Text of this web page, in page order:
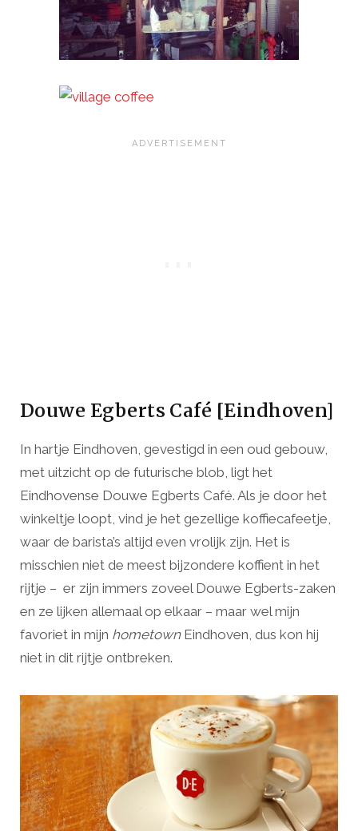
Douwe Egberts Café [Eindhoven]
In hartje Eindhoven, gevestigd in een oud gebouw,
met uitzicht op de futurische blob, ligt het
Eindhovense Douwe Egberts Café. Als je door het
winkeltje loopt, vind je het gezellige koffiecafeetje,
waar de barista’s altijd even vrolijk zijn. Het is
misschien niet de meest bijzondere koffient in het
rijtje – er zijn immers zoveel Douwe Egberts-zaken
en ze lijken allemaal op elkaar – maar wel mijn
favoriet in mijn hometown Eindhoven, dus kon hij
niet in dit rijtje ontbreken.